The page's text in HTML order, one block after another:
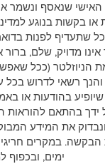
האישי שנאסף ונשמר
בנוגע למדיניות
הניוזלטר (ככל
לדרוש בכל עת
או
בהתאם להוראות
את המידע
במקרים
בבקשה לתקופה נוספת של